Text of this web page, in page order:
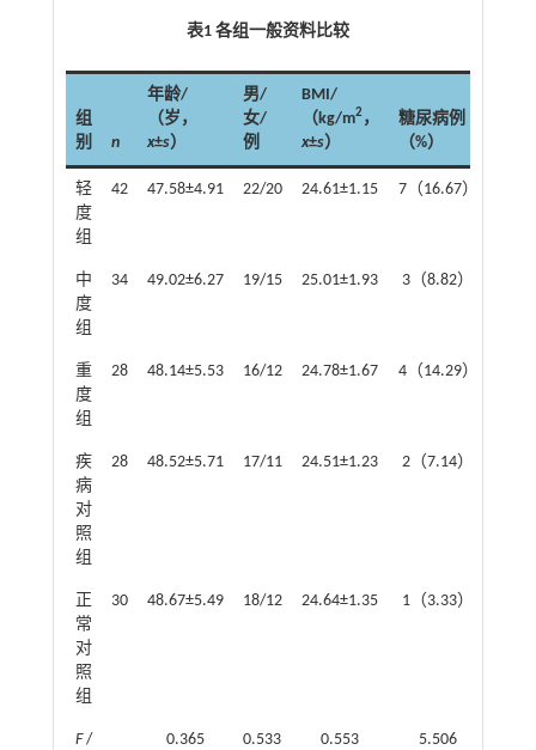
表1 各组一般资料比较
组
别
n
年龄/
（岁，
x±s）
男/
女/
例
BMI/
（kg/m2，
x±s）
糖尿病例
（%）
轻
度
组
42 47.58±4.91 22/20 24.61±1.15 7（16.67）
中
度
组
34 49.02±6.27 19/15 25.01±1.93 3（8.82）
重
度
组
28 48.14±5.53 16/12 24.78±1.67 4（14.29）
疾
病
对
照
组
28 48.52±5.71 17/11 24.51±1.23 2（7.14）
正
常
对
照
组
30 48.67±5.49 18/12 24.64±1.35 1（3.33）
F/
0.365 0.533 0.553 5.506